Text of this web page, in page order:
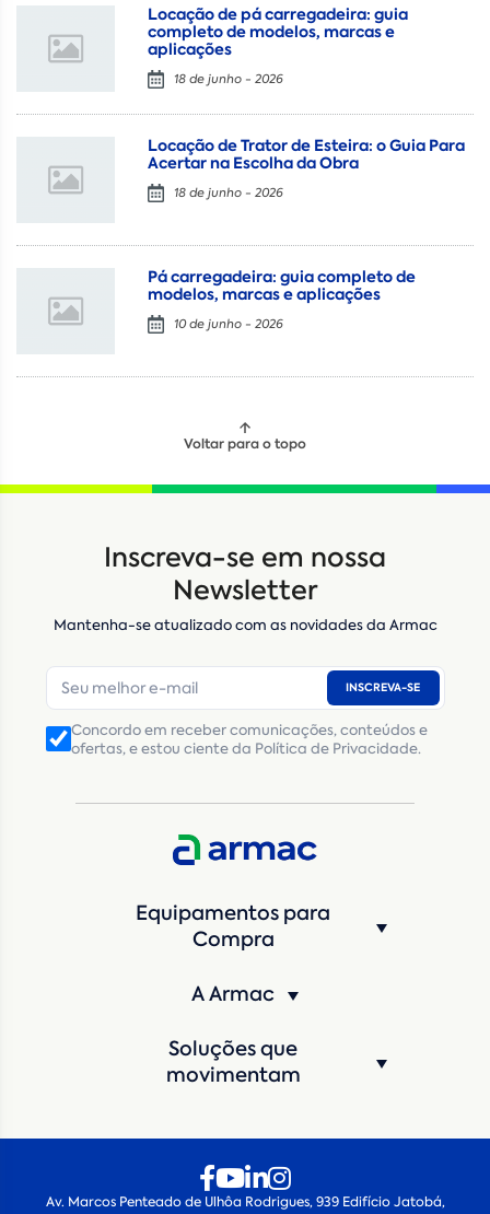
Locação de pá carregadeira: guia
completo de modelos, marcas e
aplicações
18 de junho - 2026
Locação de Trator de Esteira: o Guia Para
Acertar na Escolha da Obra
18 de junho - 2026
Pá carregadeira: guia completo de
modelos, marcas e aplicações
10 de junho - 2026
Voltar para o topo
Inscreva-se em nossa
Newsletter
Mantenha-se atualizado com as novidades da Armac
INSCREVA-SE
Concordo em receber comunicações, conteúdos e
ofertas, e estou ciente da Política de Privacidade.
Equipamentos para
Compra
A Armac
Soluções que
movimentam
Av. Marcos Penteado de Ulhôa Rodrigues, 939 Edifício Jatobá,
Locação Compra de seminovos
E-mail*
Número de telefone*
CNPJ Inscrição Estadual(Produtor Rural)
Máquina de interesse*
Qual o período de locação? *